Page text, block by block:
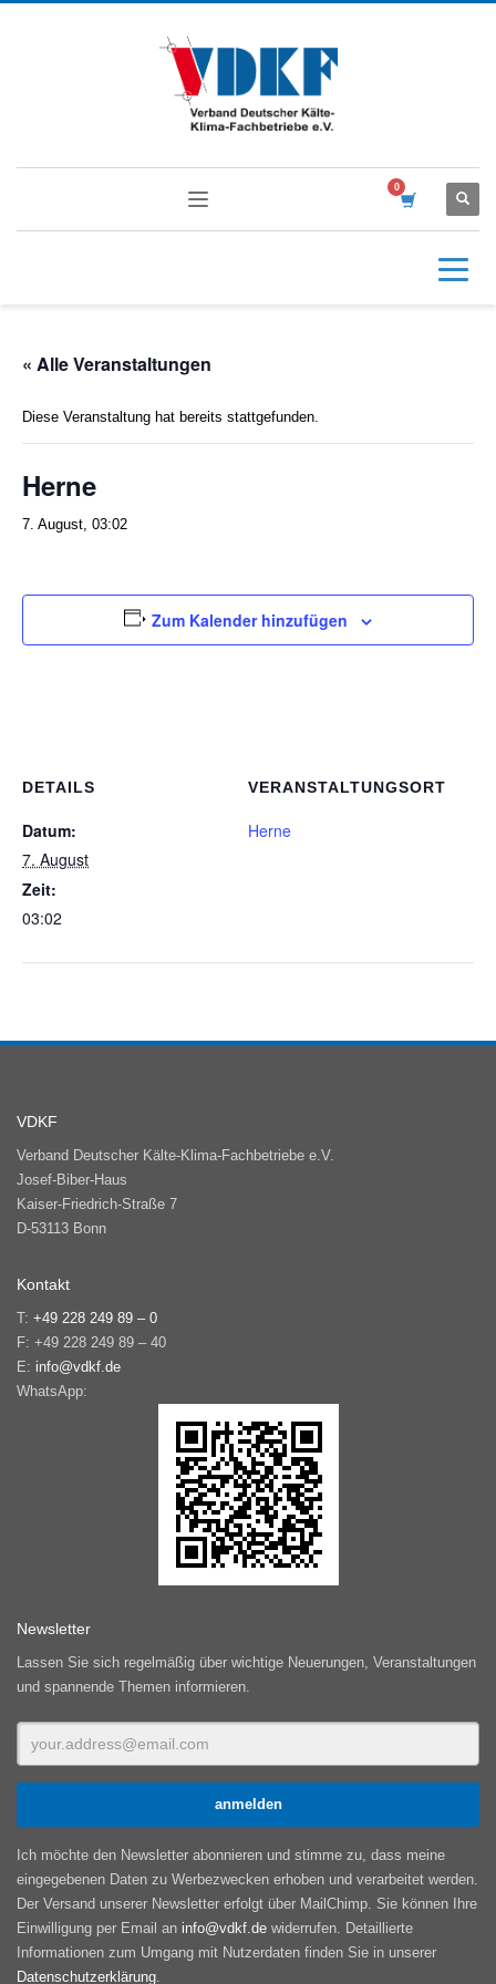
« Alle Veranstaltungen
Diese Veranstaltung hat bereits stattgefunden.
Herne
7. August, 03:02
Zum Kalender hinzufügen
DETAILS
Datum:
7. August
Zeit:
03:02
VERANSTALTUNGSORT
Herne
VDKF
Verband Deutscher Kälte-Klima-Fachbetriebe e.V.
Josef-Biber-Haus
Kaiser-Friedrich-Straße 7
D-53113 Bonn
Kontakt
T: +49 228 249 89 – 0
F: +49 228 249 89 – 40
E: info@vdkf.de
WhatsApp:
Newsletter
Lassen Sie sich regelmäßig über wichtige Neuerungen, Veranstaltungen
und spannende Themen informieren.
Ich möchte den Newsletter abonnieren und stimme zu, dass meine
eingegebenen Daten zu Werbezwecken erhoben und verarbeitet werden.
Der Versand unserer Newsletter erfolgt über MailChimp. Sie können Ihre
Einwilligung per Email an info@vdkf.de widerrufen. Detaillierte
Informationen zum Umgang mit Nutzerdaten finden Sie in unserer
Datenschutzerklärung